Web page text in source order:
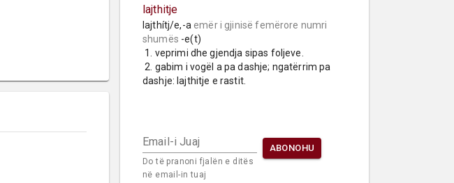
lajthitje
lajthítj/e,-a emër i gjinisë femërore numri
shumës -e(t)
2. gabim i vogël a pa dashje; ngatërrim pa
dashje: lajthitje e rastit.
Email-i Juaj
Do të pranoni fjalën e ditës
në email-in tuaj
ABONOHU